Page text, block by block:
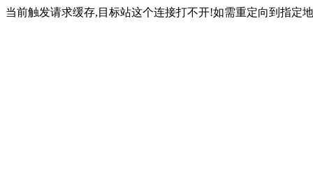
当前触发请求缓存,目标站这个连接打不开!如需重定向到指定